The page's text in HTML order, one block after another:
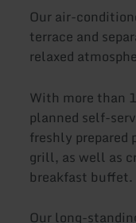
Our air-
terrace and
relaxed
With more than
planned self-
freshly prepared
grill, as well as
breakfast buffet.
Our long-